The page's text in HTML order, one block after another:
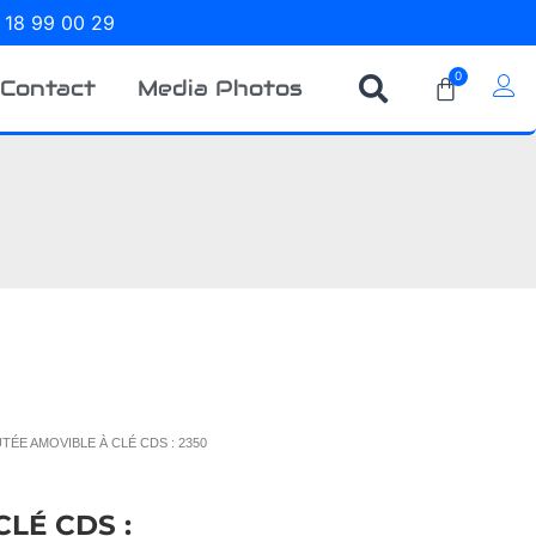
18 99 00 29
Contact Media Photos 0
AMOVIBLE À CLÉ CDS : 2350
CDS :